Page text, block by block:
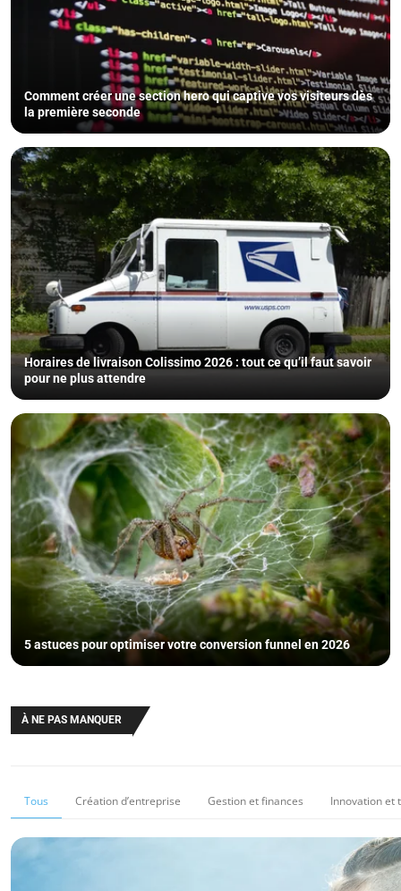
Comment créer une section hero qui captive vos visiteurs dès
la première seconde
Horaires de livraison Colissimo 2026 : tout ce qu’il faut savoir
pour ne plus attendre
5 astuces pour optimiser votre conversion funnel en 2026
À NE PAS MANQUER
Tous Création d’entreprise Gestion et finances Innovation et